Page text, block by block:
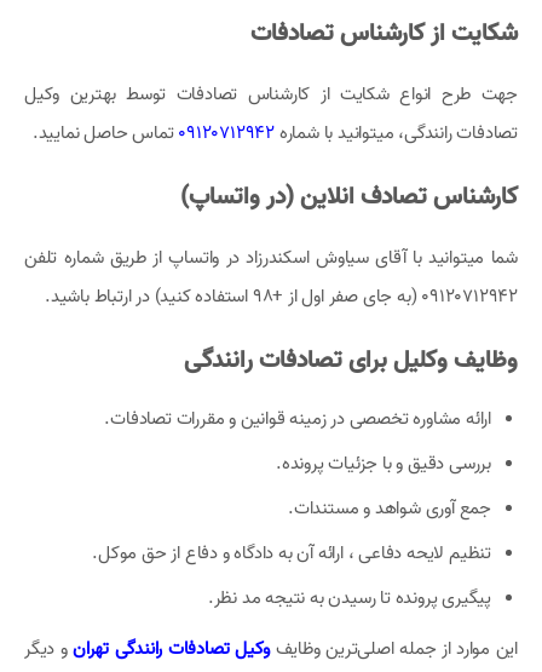
شکایت از کارشناس تصادفات
جهت طرح انواع شکایت از کارشناس تصادفات توسط بهترین وکیل
تصادفات رانندگی، میتوانید با شماره09120712942تماس حاصل نمایید.
کارشناس تصادف انلاین (در واتساپ)
شما میتوانید با آقای سیاوش اسکندرزاد در واتساپ از طریق شماره تلفن
09120712942 (به جای صفر اول از +98 استفاده کنید) در ارتباط باشید.
وظایف وکلیل برای تصادفات رانندگی
ارائه مشاوره تخصصی در زمینه قوانین و مقررات تصادفات.
بررسی دقیق و با جزئیات پرونده.
جمع آوری شواهد و مستندات.
تنظیم لایحه دفاعی ، ارائه آن به دادگاه و دفاع از حق موکل.
پیگیری پرونده تا رسیدن به نتیجه مد نظر.
این موارد از جمله اصلی‌ترین وظایفوکیل تصادفات رانندگی تهرانو دیگر